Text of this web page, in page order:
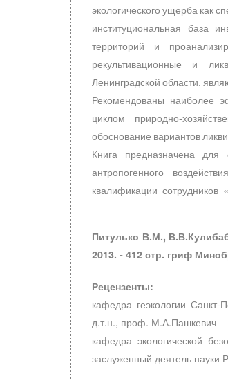
экологического ущерба
институциональная база
территорий и
рекультивационные и
Ленинградской области,
Рекомендованы наиболее
циклом природно-
обоснование вариантов
Книга предназначена
антропогенного
квалификации сотрудников
Питулько В.М.,
2013. - 412 стр. гриф
Рецензенты:
кафедра геэкологии Санкт-
д.т.н., проф. М.А.Пашкевич
кафедра экологической
заслуженный деятель